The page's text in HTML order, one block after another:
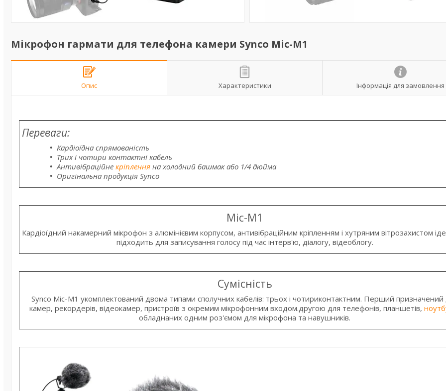
Мікрофон гармати для телефона камери Synco Mic-M1
Опис Характеристики Інформація для замовлення
Переваги:
Кардіоїдна спрямованість
Трих і чотири контактні кабель
Антивібраційне кріплення на холодний башмак або 1/4 дюйма
Оригінальна продукція Synco
Mic-M1
Кардіоїдний накамерний мікрофон з алюмінієвим корпусом, антивібраційним кріпленням і хутряним вітрозахистом
підходить для записування голосу під час інтерв'ю, діалогу, відеоблогу.
Сумісність
Synco Mic-M1 укомплектований двома типами сполучних кабелів: трьох і чотириконтактним. Перший призначений
камер, рекордерів, відеокамер, пристроїв з окремим мікрофонним входом.другою для телефонів, планшетів,
обладнаних одним роз'ємом для мікрофона та навушників.